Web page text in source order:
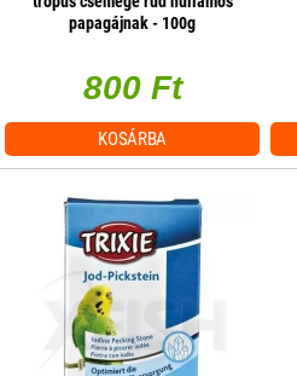
papagájnak - 100g
800 Ft
KOSÁRBA